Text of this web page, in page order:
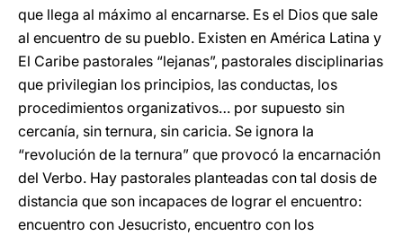
que llega al máximo al encarnarse. Es el Dios que sale
al encuentro de su pueblo. Existen en América Latina y
El Caribe pastorales “lejanas”, pastorales disciplinarias
que privilegian los principios, las conductas, los
procedimientos organizativos… por supuesto sin
cercanía, sin ternura, sin caricia. Se ignora la
“revolución de la ternura” que provocó la encarnación
del Verbo. Hay pastorales planteadas con tal dosis de
distancia que son incapaces de lograr el encuentro:
encuentro con Jesucristo, encuentro con los